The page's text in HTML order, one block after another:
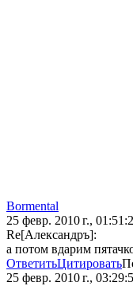
Bormental
25 февр. 2010 г.,
Re[Александръ]:
а потом вдарим
ОтветитьЦитировать
25 февр. 2010 г.,